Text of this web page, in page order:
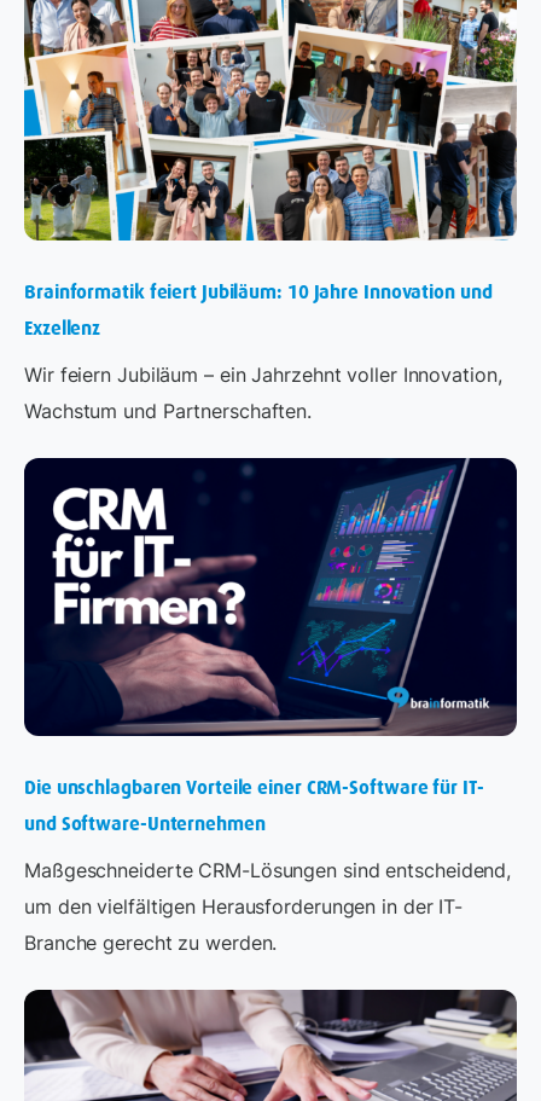
Brainformatik feiert Jubiläum: 10 Jahre Innovation und
Exzellenz
Wir feiern Jubiläum – ein Jahrzehnt voller Innovation,
Wachstum und Partnerschaften.
Die unschlagbaren Vorteile einer CRM-Software für IT-
und Software-Unternehmen
Maßgeschneiderte CRM-Lösungen sind entscheidend,
um den vielfältigen Herausforderungen in der IT-
Branche gerecht zu werden.